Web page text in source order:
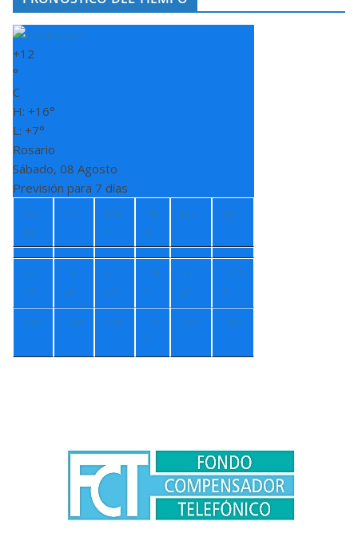
+12
°
C
H: +16°
L: +7°
Rosario
Sábado, 08 Agosto
Previsión para 7 días
Do
m
Lun
Ma
r
Mi
é
Jue Vie
+1
7°
+1
4°
+1
3°
+9
°
+1
2°
+12
°
+5° +4° +4° +7
°
+8° +8°